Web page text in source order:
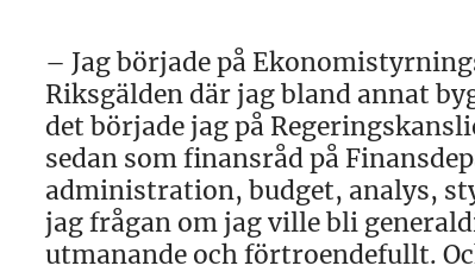
– Jag började på
Riksgälden där jag bland annat
det började jag på
sedan som finansråd på
administration, budget, analys,
jag frågan om jag ville bli
utmanande och förtroendefullt.